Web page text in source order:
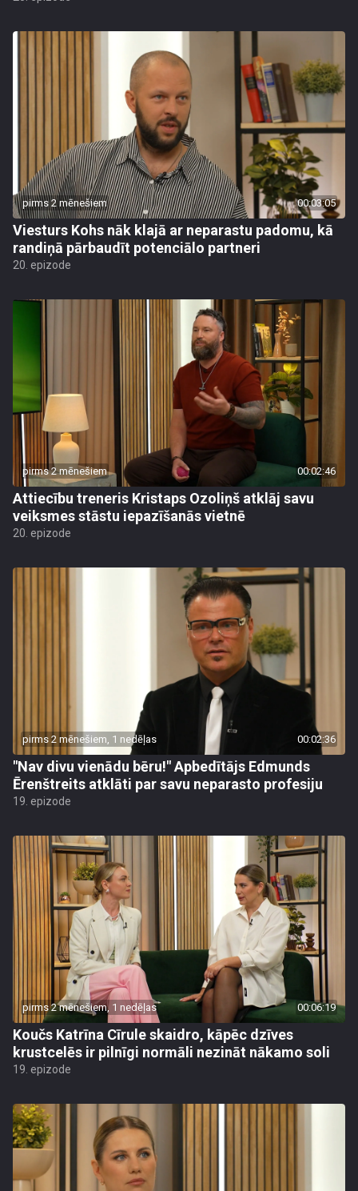
pirms 2 mēnešiem 00:03:05
Viesturs Kohs nāk klajā ar neparastu padomu, kā
randiņā pārbaudīt potenciālo partneri
20. epizode
pirms 2 mēnešiem 00:02:46
Attiecību treneris Kristaps Ozoliņš atklāj savu
veiksmes stāstu iepazīšanās vietnē
20. epizode
pirms 2 mēnešiem, 1 nedēļas 00:02:36
"Nav divu vienādu bēru!" Apbedītājs Edmunds
Ērenštreits atklāti par savu neparasto profesiju
19. epizode
pirms 2 mēnešiem, 1 nedēļas 00:06:19
Koučs Katrīna Cīrule skaidro, kāpēc dzīves
krustcelēs ir pilnīgi normāli nezināt nākamo soli
19. epizode